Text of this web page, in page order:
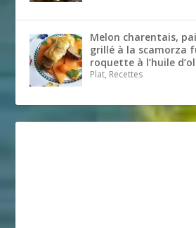
Melon charentais,
grillé à la scamorza
roquette à l’huile
Plat, Recettes